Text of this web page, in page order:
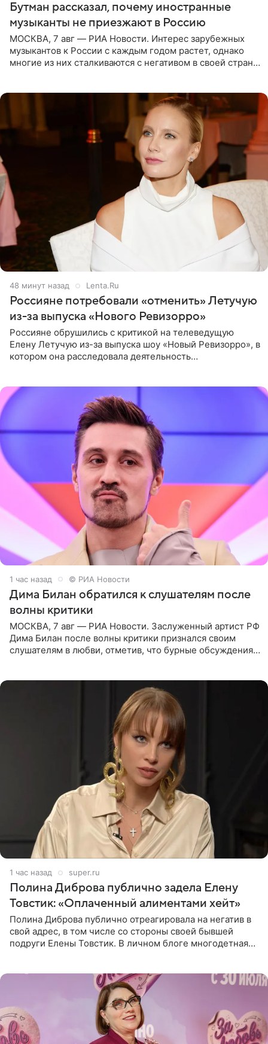
Бутман рассказал, почему иностранные
музыканты не приезжают в Россию
МОСКВА, 7 авг — РИА Новости. Интерес зарубежных
музыкантов к России с каждым годом растет, однако
многие из них сталкиваются с негативом в своей стране
49 минут назад Lenta.Ru
Россияне потребовали «отменить» Летучую
из-за выпуска «Нового Ревизорро»
Россияне обрушились с критикой на телеведущую
Елену Летучую из-за выпуска шоу «Новый Ревизорро», в
котором она расследовала деятельность
1 час назад © РИА Новости
Дима Билан обратился к слушателям после
волны критики
МОСКВА, 7 авг — РИА Новости. Заслуженный артист РФ
Дима Билан после волны критики признался своим
слушателям в любви, отметив, что бурные обсуждения
1 час назад super.ru
Полина Диброва публично задела Елену
Товстик: «Оплаченный алиментами хейт»
Полина Диброва публично отреагировала на негатив в
свой адрес, в том числе со стороны своей бывшей
подруги Елены Товстик. В личном блоге многодетная